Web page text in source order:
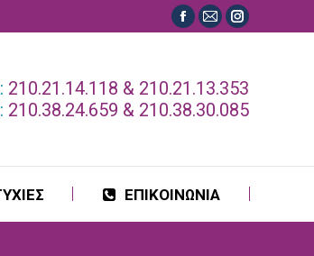
Facebook
in
new
Mail
in
new
Instagram
in
new
210.21.14.118 & 210.21.13.353
210.38.24.659 & 210.38.30.085
ΕΠΙΚΟΙΝΩΝΙΑ
ΕΠΙΚΟΙΝΩΝΙΑ